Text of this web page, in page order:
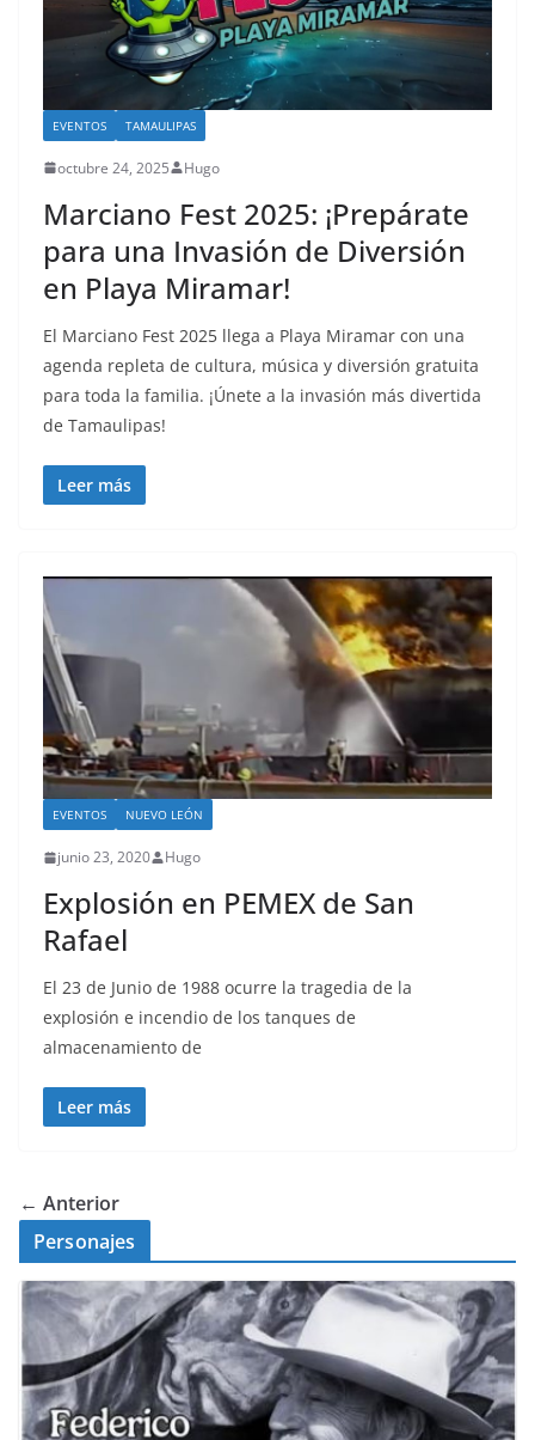
EVENTOS TAMAULIPAS
octubre 24, 2025 Hugo
Marciano Fest 2025: ¡Prepárate
para una Invasión de Diversión
en Playa Miramar!
El Marciano Fest 2025 llega a Playa Miramar con una
agenda repleta de cultura, música y diversión gratuita
para toda la familia. ¡Únete a la invasión más divertida
de Tamaulipas!
Leer más
EVENTOS NUEVO LEÓN
junio 23, 2020 Hugo
Explosión en PEMEX de San
Rafael
El 23 de Junio de 1988 ocurre la tragedia de la
explosión e incendio de los tanques de
almacenamiento de
Leer más
← Anterior
Personajes